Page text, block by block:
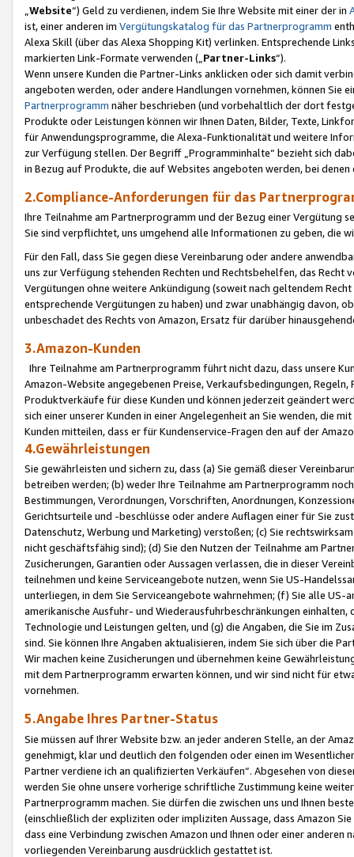
Website“) Geld zu verdienen, indem Sie Ihre Website mit einer der in
ist, einer anderen im Vergütungskatalog für das Partnerprogramm
Alexa Skill (über das Alexa Shopping Kit) verlinken. Entsprechende
markierten Link-Formate verwenden („ Partner-Links“).
Wenn unsere Kunden die Partner-Links anklicken oder sich damit
angeboten werden, oder andere Handlungen vornehmen, können Sie
Partnerprogramm näher beschrieben (und vorbehaltlich der dort
Produkte oder Leistungen können wir Ihnen Daten, Bilder, Texte,
für Anwendungsprogramme, die Alexa-Funktionalität und weitere
zur Verfügung stellen. Der Begriff „Programminhalte“ bezieht sich
in Bezug auf Produkte, die auf Websites angeboten werden, bei
2.Compliance-Anforderungen für das
Ihre Teilnahme am Partnerprogramm und der Bezug einer Vergütung
Sie sind verpflichtet, uns umgehend alle Informationen zu geben, die
Für den Fall, dass Sie gegen diese Vereinbarung oder andere
uns zur Verfügung stehenden Rechten und Rechtsbehelfen, das
Vergütungen ohne weitere Ankündigung (soweit nach geltendem
entsprechende Vergütungen zu haben) und zwar unabhängig davon,
unbeschadet des Rechts von Amazon, Ersatz für darüber
3.Amazon-Kunden
Ihre Teilnahme am Partnerprogramm führt nicht dazu, dass unsere
Amazon-Website angegebenen Preise, Verkaufsbedingungen,
Produktverkäufe für diese Kunden und können jederzeit geändert
sich einer unserer Kunden in einer Angelegenheit an Sie wenden, die
Kunden mitteilen, dass er für Kundenservice-Fragen den auf der
4.Gewährleistungen
Sie gewährleisten und sichern zu, dass (a) Sie gemäß dieser
betreiben werden; (b) weder Ihre Teilnahme am Partnerprogramm
Bestimmungen, Verordnungen, Vorschriften, Anordnungen,
Gerichtsurteile und -beschlüsse oder andere Auflagen einer für Sie
Datenschutz, Werbung und Marketing) verstoßen; (c) Sie
nicht geschäftsfähig sind); (d) Sie den Nutzen der Teilnahme am
Zusicherungen, Garantien oder Aussagen verlassen, die in dieser
teilnehmen und keine Serviceangebote nutzen, wenn Sie US-
unterliegen, in dem Sie Serviceangebote wahrnehmen; (f) Sie alle
amerikanische Ausfuhr- und Wiederausfuhrbeschränkungen
Technologie und Leistungen gelten, und (g) die Angaben, die Sie im
sind. Sie können Ihre Angaben aktualisieren, indem Sie sich über die
Wir machen keine Zusicherungen und übernehmen keine
mit dem Partnerprogramm erwarten können, und wir sind nicht für
vornehmen.
5.Angabe Ihres Partner-Status
Sie müssen auf Ihrer Website bzw. an jeder anderen Stelle, an der
genehmigt, klar und deutlich den folgenden oder einen im
Partner verdiene ich an qualifizierten Verkäufen“. Abgesehen von
werden Sie ohne unsere vorherige schriftliche Zustimmung keine
Partnerprogramm machen. Sie dürfen die zwischen uns und Ihnen
(einschließlich der expliziten oder impliziten Aussage, dass Amazon
dass eine Verbindung zwischen Amazon und Ihnen oder einer
vorliegenden Vereinbarung ausdrücklich gestattet ist.